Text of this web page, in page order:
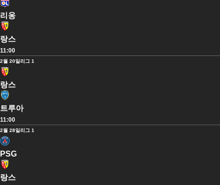
리옹
랑스
11:00
2월 20일리그 1
랑스
트루아
11:00
2월 28일리그 1
PSG
랑스